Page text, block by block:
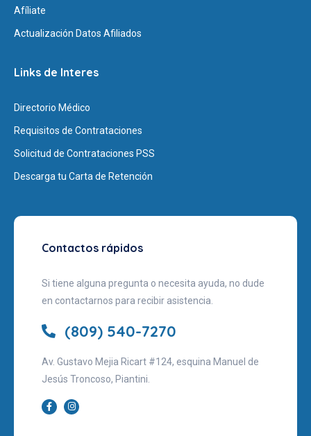
Afíliate
Actualización Datos Afiliados
Links de Interes
Directorio Médico
Requisitos de Contrataciones
Solicitud de Contrataciones PSS
Descarga tu Carta de Retención
Contactos rápidos
Si tiene alguna pregunta o necesita ayuda, no dude
en contactarnos para recibir asistencia.
(809) 540-7270
Av. Gustavo Mejia Ricart #124, esquina Manuel de
Jesús Troncoso, Piantini.